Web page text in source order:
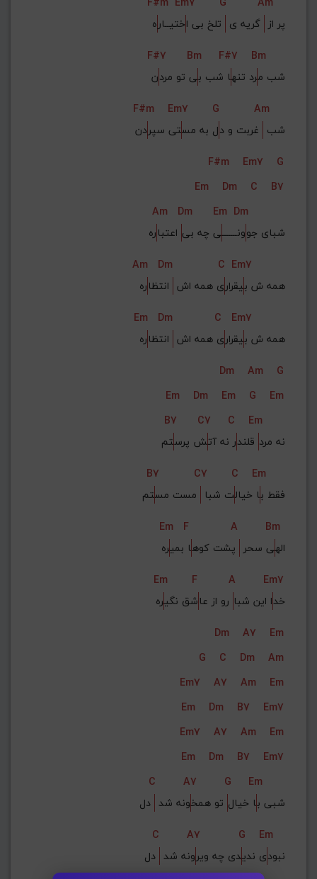
پر از گریه ی تلخ بی اختیــاره
F#7
Bm F#7
Bm
شب مرد تنها شب بی تو مردن
F#m
Em7 G
Am
شب غربت و دل به مستی سپردن
F#m
Em7
G
Em
Dm C
B7
Am
Dm Em Dm
شبای جوونـــــــی چه بی اعتباره
Am
Dm C Em7
همه ش بیقراری همه اش انتظاره
Em
Dm C
Em7
همه ش بیقراری همه اش انتظاره
Dm
Am
G
Em
Dm Em G
Em
B7
C7 C
Em
نه مرد قلندر نه آتش پرستم
B7
C7 C
Em
فقط با خیالت شبا مست مستم
Em
F A
Bm
الهی سحر پشت کوها بمیره
Em
F A
Em7
خدا این شبا رو از عاشق نگیره
Dm
A7
Em
G
C Dm
Am
Em7
A7 Am
Em
Em
Dm B7
Em7
Em7
A7 Am
Em
Em
Dm B7
Em7
C
A7 G
Em
شبی با خیال تو همخونه شد دل
C
A7 G
Em
نبودی ندیدی چه ویرونه شد دل